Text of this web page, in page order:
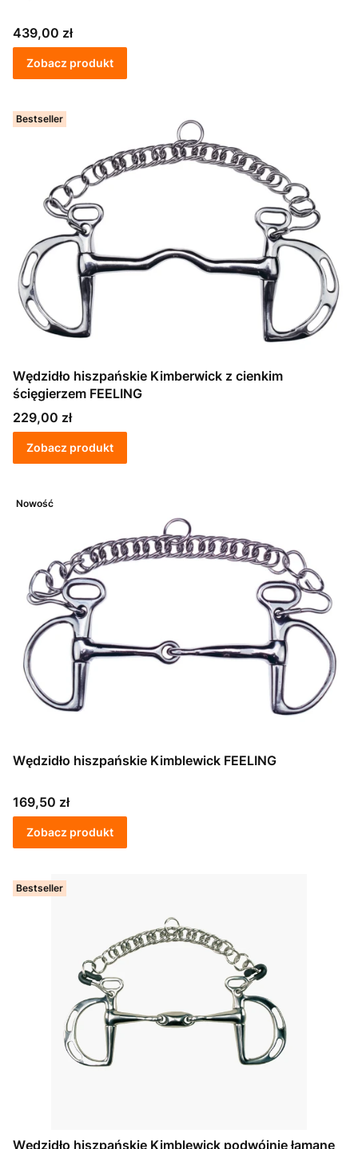
Cena
439,00 zł
Zobacz produkt
Bestseller
Wędzidło hiszpańskie Kimberwick z cienkim
ścięgierzem FEELING
Cena
229,00 zł
Zobacz produkt
Nowość
Wędzidło hiszpańskie Kimblewick FEELING
Cena
169,50 zł
Zobacz produkt
Bestseller
Wędzidło hiszpańskie Kimblewick podwójnie łamane